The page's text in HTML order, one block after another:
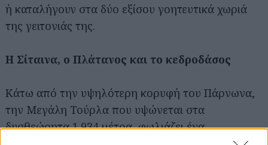
ή καταλήγουν στα δύο εξίσου γοητευτικά χωριά
της γειτονιάς της.
Η Σίταινα, ο Πλάτανος και το κεδροδάσος
Κάτω από την υψηλότερη κορυφή του Πάρνωνα,
την Μεγάλη Τούρλα που υψώνεται στα
δυσθεώρητα 1.934 μέτρα, φωλιάζει ένα